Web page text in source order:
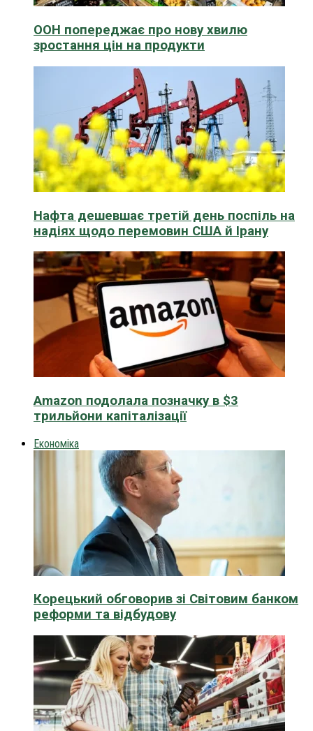
ООН попереджає про нову хвилю
зростання цін на продукти
Нафта дешевшає третій день поспіль на
надіях щодо перемовин США й Ірану
Amazon подолала позначку в $3
трильйони капіталізації
Економіка
Корецький обговорив зі Світовим банком
реформи та відбудову